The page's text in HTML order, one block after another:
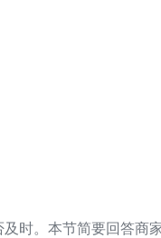
时。本节简要回答商家